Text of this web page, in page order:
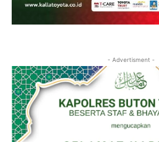
- Advertisment -